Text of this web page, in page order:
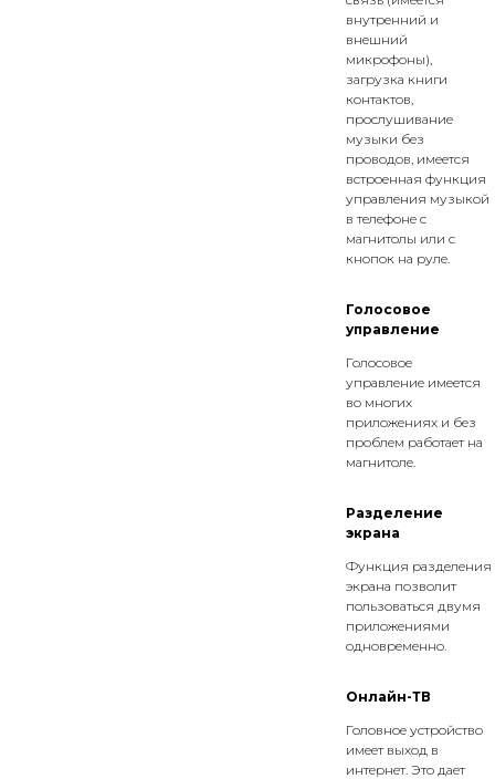
внутренний и
внешний
микрофоны),
загрузка книги
контактов,
прослушивание
музыки без
проводов, имеется
встроенная функция
управления музыкой
в телефоне с
магнитолы или с
кнопок на руле.
Голосовое
управление
Голосовое
управление имеется
во многих
приложениях и без
проблем работает на
магнитоле.
Разделение
экрана
Функция разделения
экрана позволит
пользоваться двумя
приложениями
одновременно.
Онлайн-ТВ
Головное устройство
имеет выход в
интернет. Это дает